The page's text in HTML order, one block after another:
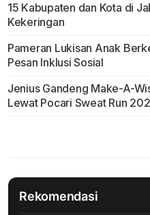
15 Kabupaten dan Kota di
Kekeringan
Pameran Lukisan Anak
Pesan Inklusi Sosial
Jenius Gandeng Make-A-
Lewat Pocari Sweat Run
Rekomendasi